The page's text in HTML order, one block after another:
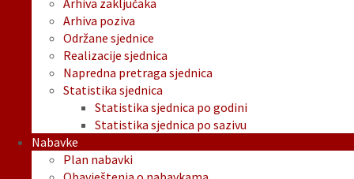
Arhiva zaključaka
Arhiva poziva
Održane sjednice
Realizacije sjednica
Napredna pretraga sjednica
Statistika sjednica
Statistika sjednica po godini
Statistika sjednica po sazivu
Nabavke
Plan nabavki